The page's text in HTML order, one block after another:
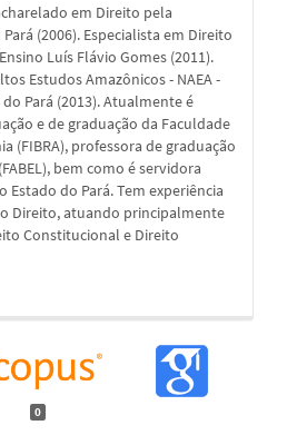
em Direito pela
(2006). Especialista em Direito
Luís Flávio Gomes (2011).
Estudos Amazônicos - NAEA -
Pará (2013). Atualmente é
e de graduação da Faculdade
(FIBRA), professora de graduação
bem como é servidora
Estado do Pará. Tem experiência
Direito, atuando principalmente
Constitucional e Direito
0